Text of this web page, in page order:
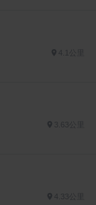
4.1公里
4.33公里